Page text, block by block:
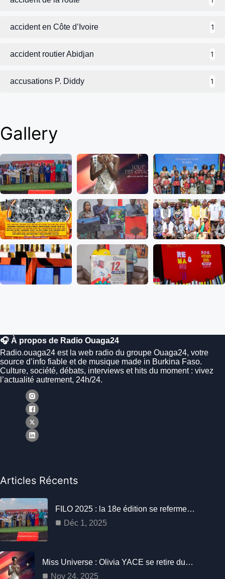
accident en Côte d’Ivoire 1
accident routier Abidjan 1
accusations P. Diddy 1
Gallery
🎧 À propos de Radio Ouaga24
Radio.ouaga24 est la web radio du groupe Ouaga24, votre
source d’info fiable et de musique made in Burkina Faso.
Culture, société, débats, interviews et hits du moment : vivez
l’actualité autrement, 24h/24.
Articles Récents
FILO 2025 : la 18e édition se referme…
Déc 1, 2025
Miss Universe : Olivia YACE se retire du…
Nov 24, 2025